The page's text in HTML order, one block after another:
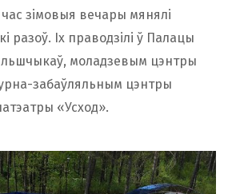
час зімовыя вечары мянялі
разоў. Іх праводзілі ў Палацы
моладзевым цэнтры
забаўляльным цэнтры
«Усход».